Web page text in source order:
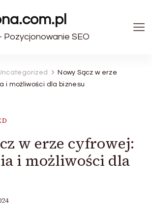
Pozycjonowanie SEO
Nowy Sącz w erze
i możliwości dla biznesu
w erze cyfrowej:
i możliwości dla